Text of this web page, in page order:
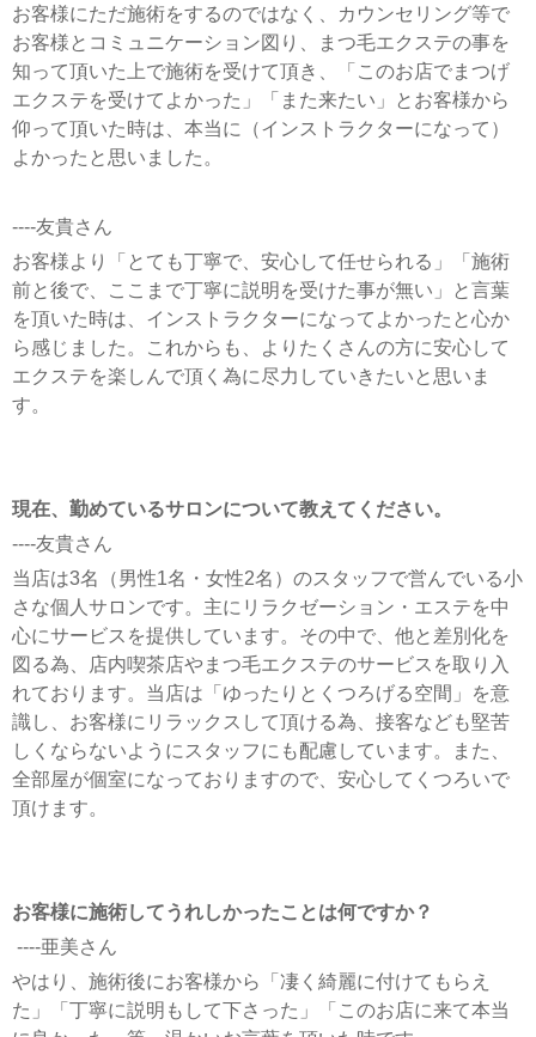
お客様にただ施術をするのではなく、カウンセリング等で
お客様とコミュニケーション図り、まつ毛エクステの事を
知って頂いた上で施術を受けて頂き、「このお店でまつげ
エクステを受けてよかった」「また来たい」とお客様から
仰って頂いた時は、本当に（インストラクターになって）
よかったと思いました。
----友貴さん
お客様より「とても丁寧で、安心して任せられる」「施術
前と後で、ここまで丁寧に説明を受けた事が無い」と言葉
を頂いた時は、インストラクターになってよかったと心か
ら感じました。これからも、よりたくさんの方に安心して
エクステを楽しんで頂く為に尽力していきたいと思いま
す。
現在、勤めているサロンについて教えてください。
----友貴さん
当店は3名（男性1名・女性2名）のスタッフで営んでいる小
さな個人サロンです。主にリラクゼーション・エステを中
心にサービスを提供しています。その中で、他と差別化を
図る為、店内喫茶店やまつ毛エクステのサービスを取り入
れております。当店は「ゆったりとくつろげる空間」を意
識し、お客様にリラックスして頂ける為、接客なども堅苦
しくならないようにスタッフにも配慮しています。また、
全部屋が個室になっておりますので、安心してくつろいで
頂けます。
お客様に施術してうれしかったことは何ですか？
----亜美さん
やはり、施術後にお客様から「凄く綺麗に付けてもらえ
た」「丁寧に説明もして下さった」「このお店に来て本当